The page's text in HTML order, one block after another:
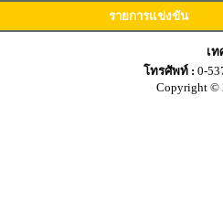
รายการแข่งขัน
เ
โทรศัพท์ : 0-
Copyright ©